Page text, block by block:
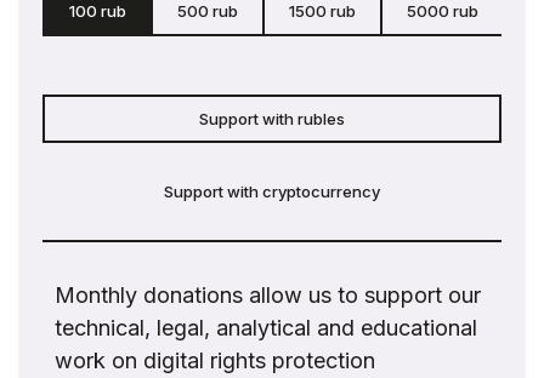
100 rub 500 rub 1500 rub 5000 rub
Support with rubles
Support with cryptocurrency
Monthly donations allow us to support our
technical, legal, analytical and educational
work on digital rights protection